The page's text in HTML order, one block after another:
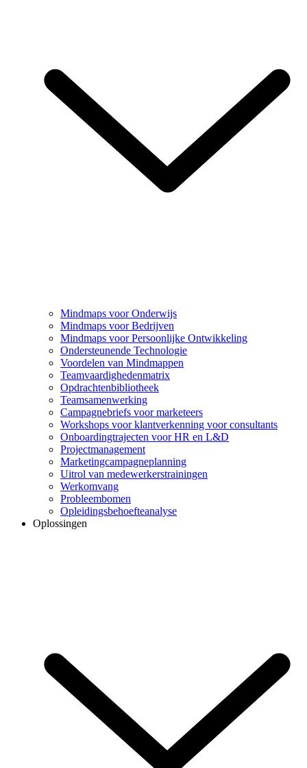
Mindmaps voor Onderwijs
Mindmaps voor Bedrijven
Mindmaps voor Persoonlijke Ontwikkeling
Ondersteunende Technologie
Voordelen van Mindmappen
Teamvaardighedenmatrix
Opdrachtenbibliotheek
Teamsamenwerking
Campagnebriefs voor marketeers
Workshops voor klantverkenning voor consultants
Onboardingtrajecten voor HR en L&D
Projectmanagement
Marketingcampagneplanning
Uitrol van medewerkerstrainingen
Werkomvang
Probleembomen
Opleidingsbehoefteanalyse
Oplossingen